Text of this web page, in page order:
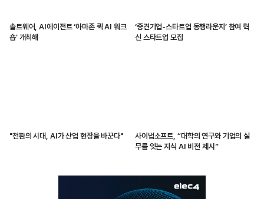
솔트웨어, AI에이전트 ‘아마존 퀵 AI 워크
숍’ 개최해
‘중견기업-스타트업 동행라운지’ 참여 혁
신 스타트업 모집
"전환의 시대, AI가 산업 현장을 바꾼다"
사이냅소프트, “대학의 연구와 기업의 실
무를 잇는 지식 AI 비전 제시”